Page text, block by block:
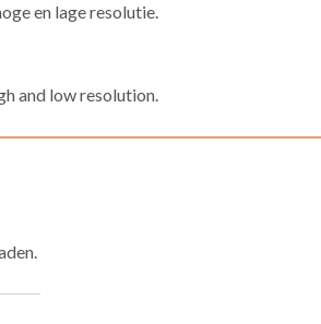
en lage resolutie.
and low resolution.